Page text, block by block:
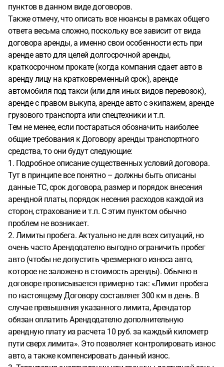
пунктов в данном виде договоров.
Также отмечу, что описать все нюансы в рамках общего
ответа весьма сложно, поскольку все зависит от вида
договора аренды, а именно свои особенности есть при
аренде авто для целей долгосрочной аренды,
краткосрочном прокате (когда компания сдает авто в
аренду лицу на кратковременный срок), аренде
автомобиля под такси (или для иных видов перевозок),
аренде с правом выкупа, аренде авто с экипажем, аренде
грузового транспорта или спецтехники и т.п.
Тем не менее, если постараться обозначить наиболее
общие требования к Договору аренды транспортного
средства, то они будут следующие:
1. Подробное описание существенных условий договора.
Тут в принципе все понятно – должны быть описаны
данные ТС, срок договора, размер и порядок внесения
арендной платы, порядок несения расходов каждой из
сторон, страхование и т.п. С этим пунктом обычно
проблем не возникает.
2. Лимиты пробега. Актуально не для всех ситуаций, но
очень часто Арендодателю выгодно ограничить пробег
авто (чтобы не допустить чрезмерного износа авто,
которое не заложено в стоимость аренды). Обычно в
договоре прописывается примерно так: «Лимит пробега
по настоящему Договору составляет 300 км в день. В
случае превышения указанного лимита, Арендатор
обязан оплатить Арендодателю дополнительную
арендную плату из расчета 10 руб. за каждый километр
пути сверх лимита». Это позволяет контролировать износ
авто, а также компенсировать данный износ.